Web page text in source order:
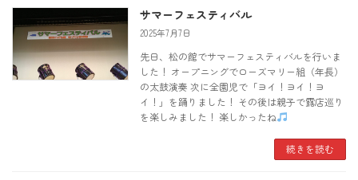
サマーフェスティバル
2025年7月7日
先日、松の館でサマーフェスティバルを行いま
した！ オープニングでローズマリー組（年長）
の太鼓演奏 次に全園児で「ヨイ！ヨイ！ヨ
イ！」を踊りました！ その後は親子で露店巡り
を楽しみました！ 楽しかったね
続きを読む